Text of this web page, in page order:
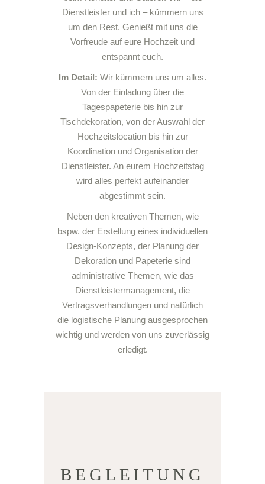
Dienstleister und ich – kümmern uns
um den Rest. Genießt mit uns die
Vorfreude auf eure Hochzeit und
entspannt euch.
Im Detail: Wir kümmern uns um alles.
Von der Einladung über die
Tagespapeterie bis hin zur
Tischdekoration, von der Auswahl der
Hochzeitslocation bis hin zur
Koordination und Organisation der
Dienstleister. An eurem Hochzeitstag
wird alles perfekt aufeinander
abgestimmt sein.
Neben den kreativen Themen, wie
bspw. der Erstellung eines individuellen
Design-Konzepts, der Planung der
Dekoration und Papeterie sind
administrative Themen, wie das
Dienstleistermanagement, die
Vertragsverhandlungen und natürlich
die logistische Planung ausgesprochen
wichtig und werden von uns zuverlässig
erledigt.
BEGLEITUNG